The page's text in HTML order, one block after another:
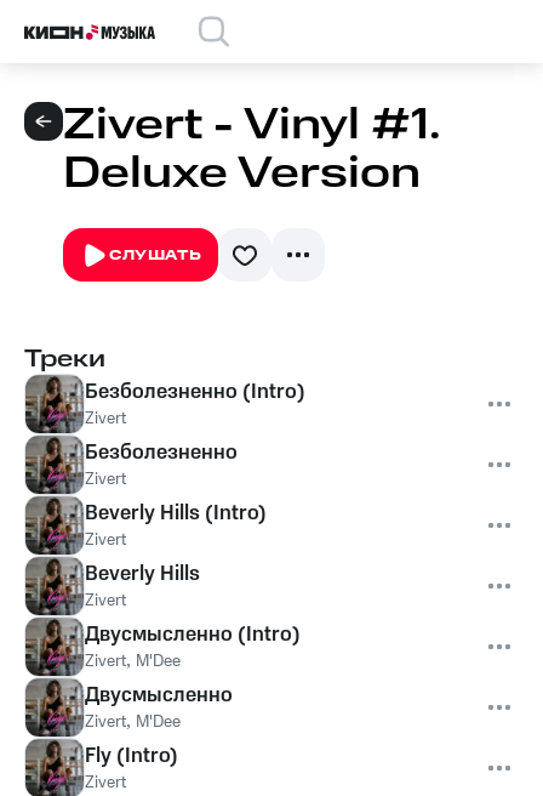
Zivert - Vinyl #1.
Deluxe Version
СЛУШАТЬ
Треки
Безболезненно (Intro)
Zivert
Безболезненно
Zivert
Beverly Hills (Intro)
Zivert
Beverly Hills
Zivert
Двусмысленно (Intro)
Zivert, M'Dee
Двусмысленно
Zivert, M'Dee
Fly (Intro)
Zivert